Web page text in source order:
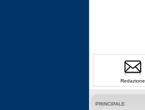
Redazione
PRINCIPALE